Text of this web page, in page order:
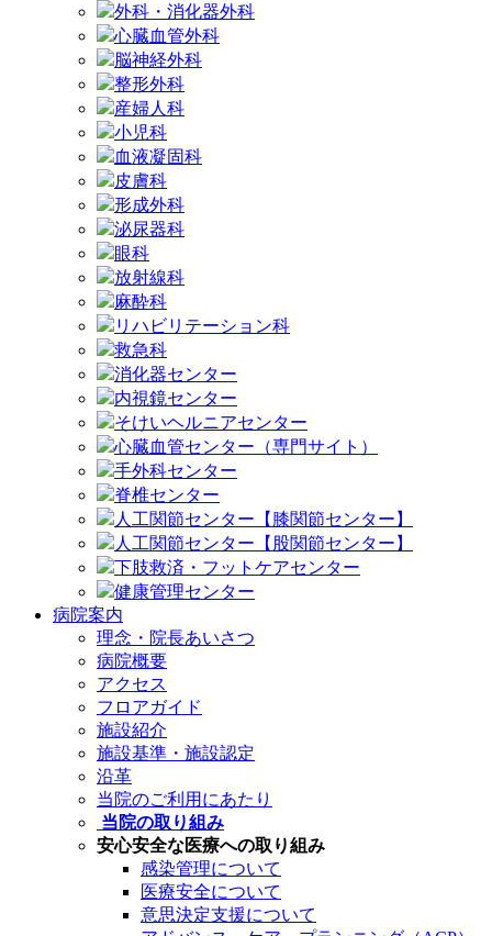
外科・消化器外科
心臓血管外科
脳神経外科
整形外科
産婦人科
小児科
血液凝固科
皮膚科
形成外科
泌尿器科
眼科
放射線科
麻酔科
リハビリテーション科
救急科
消化器センター
内視鏡センター
そけいヘルニアセンター
心臓血管センター（専門サイト）
手外科センター
脊椎センター
人工関節センター【膝関節センター】
人工関節センター【股関節センター】
下肢救済・フットケアセンター
健康管理センター
病院案内
理念・院長あいさつ
病院概要
アクセス
フロアガイド
施設紹介
施設基準・施設認定
沿革
当院のご利用にあたり
当院の取り組み
安心安全な医療への取り組み
感染管理について
医療安全について
意思決定支援について